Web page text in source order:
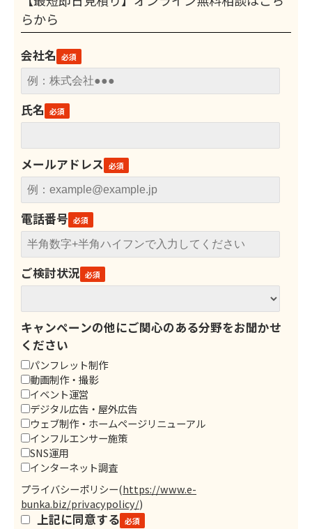
らから
会社名
氏名
メールアドレス
電話番号
ご検討状況
キャンペーンの他にご関心のある分野をお聞かせ
ください
パンフレット制作
動画制作・撮影
イベント運営
デジタル広告・屋外広告
ウェブ制作・ホームページリニューアル
インフルエンサー施策
SNS運用
インターネット調査
プライバシーポリシー(https://www.e-
bunka.biz/privacypolicy/)
上記に同意する